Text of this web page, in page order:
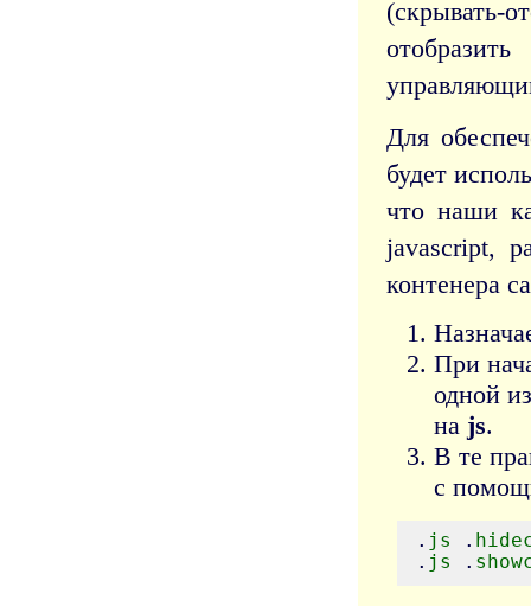
(скрывать-
Для
будет
что наши
javascript,
контенера
При
одной
на js.
В те
с
. js .
. js .